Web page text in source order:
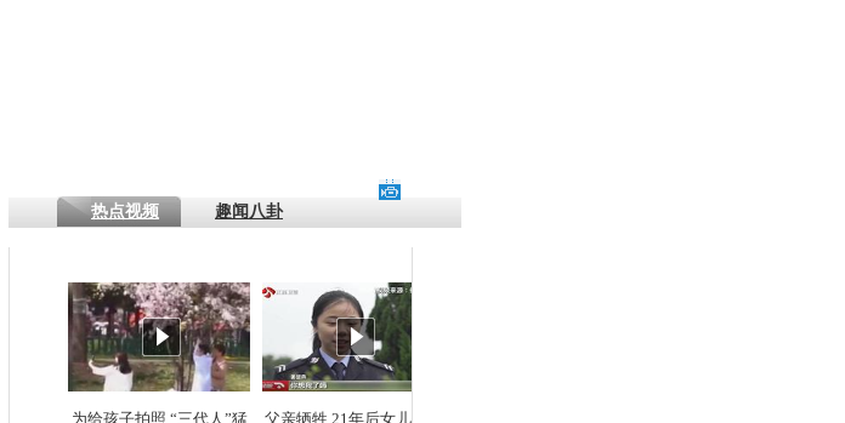
探访传承四千年传统习
俗：近万民众为娥皇女
英省亲送行
热点视频 趣闻八卦
为给孩子拍照 “三代人”猛
父亲牺牲 21年后女儿从警